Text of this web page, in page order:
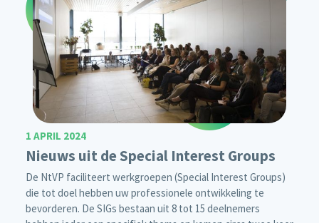
1 APRIL 2024
Nieuws uit de Special Interest Groups
De NtVP faciliteert werkgroepen (Special Interest Groups)
die tot doel hebben uw professionele ontwikkeling te
bevorderen. De SIGs bestaan uit 8 tot 15 deelnemers